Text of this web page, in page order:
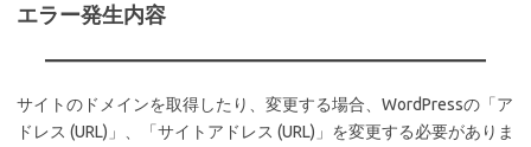
エラー発生内容
サイトのドメインを取得したり、変更する場合、WordPressの「ア
ドレス (URL)」、「サイトアドレス (URL)」を変更する必要がありま